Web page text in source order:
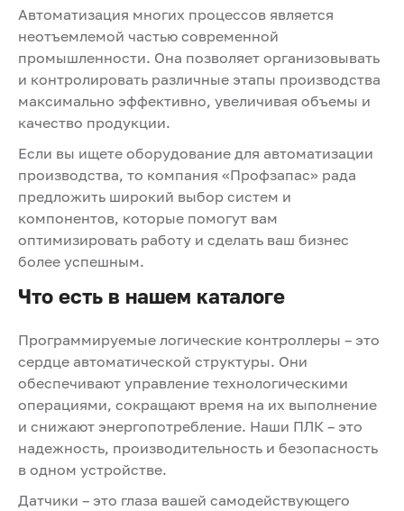
Автоматизация многих процессов является
неотъемлемой частью современной
промышленности. Она позволяет организовывать
и контролировать различные этапы производства
максимально эффективно, увеличивая объемы и
качество продукции.
Если вы ищете оборудование для автоматизации
производства, то компания «Профзапас» рада
предложить широкий выбор систем и
компонентов, которые помогут вам
оптимизировать работу и сделать ваш бизнес
более успешным.
Что есть в нашем каталоге
Программируемые логические контроллеры – это
сердце автоматической структуры. Они
обеспечивают управление технологическими
операциями, сокращают время на их выполнение
и снижают энергопотребление. Наши ПЛК – это
надежность, производительность и безопасность
в одном устройстве.
Датчики – это глаза вашей самодействующего